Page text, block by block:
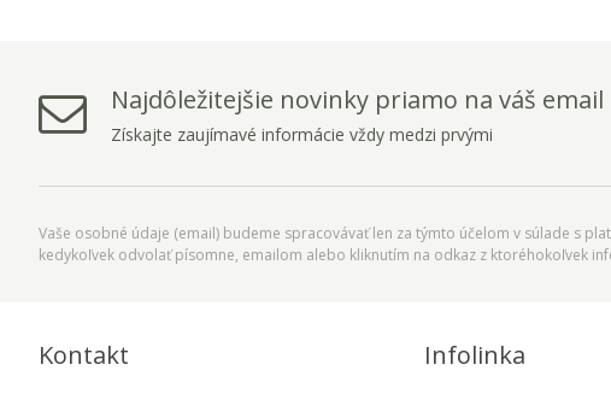
Najdôležitejšie novinky priamo na váš email
Získajte zaujímavé informácie vždy medzi prvými
Vaše osobné údaje (email) budeme spracovávať len za týmto účelom v súlade s
kedykoľvek odvolať písomne, emailom alebo kliknutím na odkaz z ktoréhokoľvek
Kontakt Infolinka